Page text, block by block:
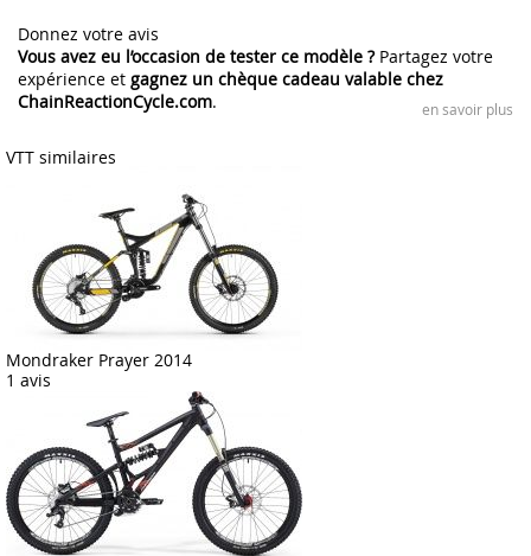
Donnez votre avis
Vous avez eu l’occasion de tester ce modèle ?Partagez votre
expérience et gagnez un chèque cadeau valable chez
ChainReactionCycle.com. en savoir plus
VTT similaires
Mondraker Prayer 2014
1 avis